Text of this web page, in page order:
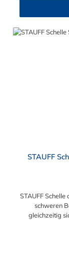
5S M10 x 70 M10 x 50 6S M12 x 100 M12 x 80 7S M16 x 130
- 8S M20 x 190 - 9S M24 x 220 - 10S M30 x 300 - 11S M30 x
STAUFF
STAUFF
schweren
gleichzeitig
Polypropylen.